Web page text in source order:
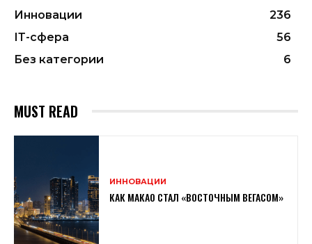
Инновации
236
ІТ-сфера
56
Без категории
6
MUST READ
ИННОВАЦИИ
КАК МАКАО СТАЛ «ВОСТОЧНЫМ ВЕГАСОМ»